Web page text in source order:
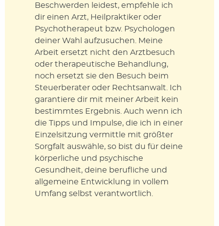
Beschwerden leidest, empfehle ich
dir einen Arzt, Heilpraktiker oder
Psychotherapeut bzw. Psychologen
deiner Wahl aufzusuchen. Meine
Arbeit ersetzt nicht den Arztbesuch
oder therapeutische Behandlung,
noch ersetzt sie den Besuch beim
Steuerberater oder Rechtsanwalt. Ich
garantiere dir mit meiner Arbeit kein
bestimmtes Ergebnis. Auch wenn ich
die Tipps und Impulse, die ich in einer
Einzelsitzung vermittle mit größter
Sorgfalt auswähle, so bist du für deine
körperliche und psychische
Gesundheit, deine berufliche und
allgemeine Entwicklung in vollem
Umfang selbst verantwortlich.